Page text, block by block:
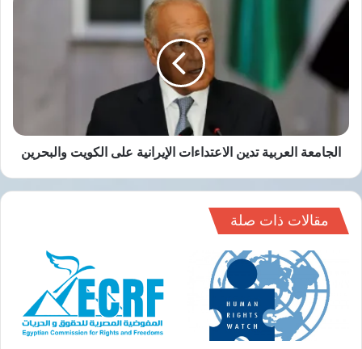
مثل هذه الاتهامات.
العربية
تدين
الاعتداءات
على
الكويت
الجامعة العربية تدين الاعتداءات الإيرانية على الكويت والبحرين
مقالات ذات صلة